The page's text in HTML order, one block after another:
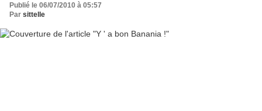
Publié le 06/07/2010 à 05:57
Par sittelle